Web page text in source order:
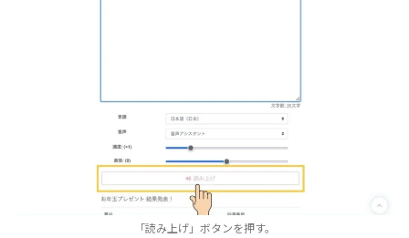
「読み上げ」ボタンを押す。